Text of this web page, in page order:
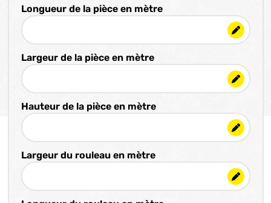
Longueur de la pièce en mètre
Largeur de la pièce en mètre
Hauteur de la pièce en mètre
Largeur du rouleau en mètre